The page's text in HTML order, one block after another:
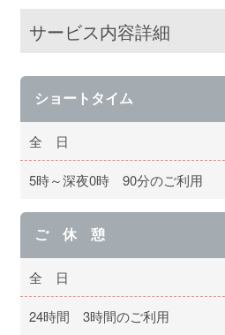
サービス内容詳細
ショートタイム
全 日
5時～深夜0時 90分のご利用
ご 休 憩
全 日
24時間 3時間のご利用